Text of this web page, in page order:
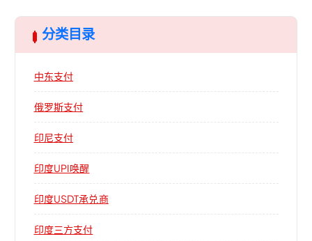
分类目录
中东支付
俄罗斯支付
印尼支付
印度UPI唤醒
印度USDT承兑商
印度三方支付